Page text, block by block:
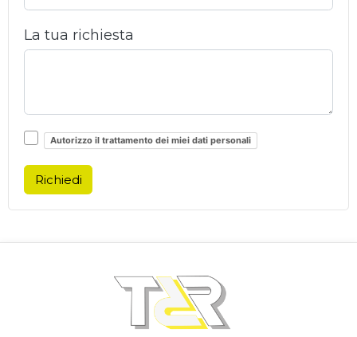
La tua richiesta
Autorizzo il trattamento dei miei dati personali
Richiedi